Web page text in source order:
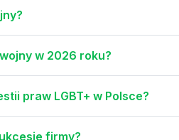
w 2026 roku?
praw LGBT+ w Polsce?
firmy?